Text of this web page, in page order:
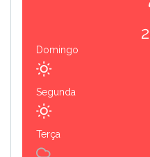
Domingo
Segunda
Terça